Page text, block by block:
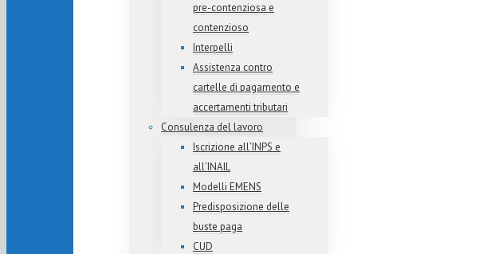
pre-contenziosa e
contenzioso
Interpelli
Assistenza contro
cartelle di pagamento e
accertamenti tributari
Consulenza del lavoro
Iscrizione all’INPS e
all’INAIL
Modelli EMENS
Predisposizione delle
buste paga
CUD